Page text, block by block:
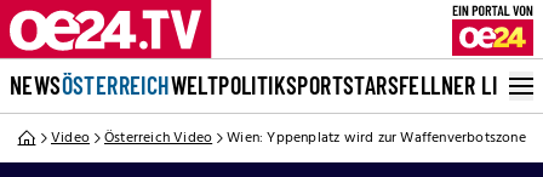
NEWSÖSTERREICHWELTPOLITIKSPORTSTARSFELLNER LIVE
Video Österreich Video Wien: Yppenplatz wird zur Waffenverbotszone